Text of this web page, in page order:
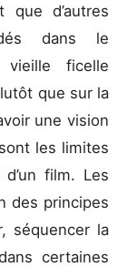
que d’autres
dans le
ficelle
que sur la
une vision
les limites
film. Les
des principes
séquencer la
certaines